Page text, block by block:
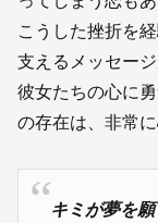
こうした挫折を
支えるメッセー
彼女たちの心に
の存在は、非常
キミが夢を